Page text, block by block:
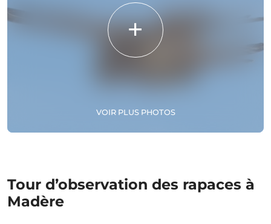
VOIR PLUS PHOTOS
Tour d’observation des rapaces à
Madère